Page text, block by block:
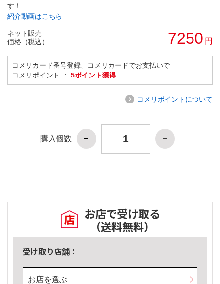
す！
紹介動画はこちら
ネット販売
価格（税込）
7250 円
コメリカード番号登録、コメリカードでお支払いで
コメリポイント ： 5ポイント獲得
コメリポイントについて
購入個数
お店で受け取る
（送料無料）
受け取り店舗：
お店を選ぶ